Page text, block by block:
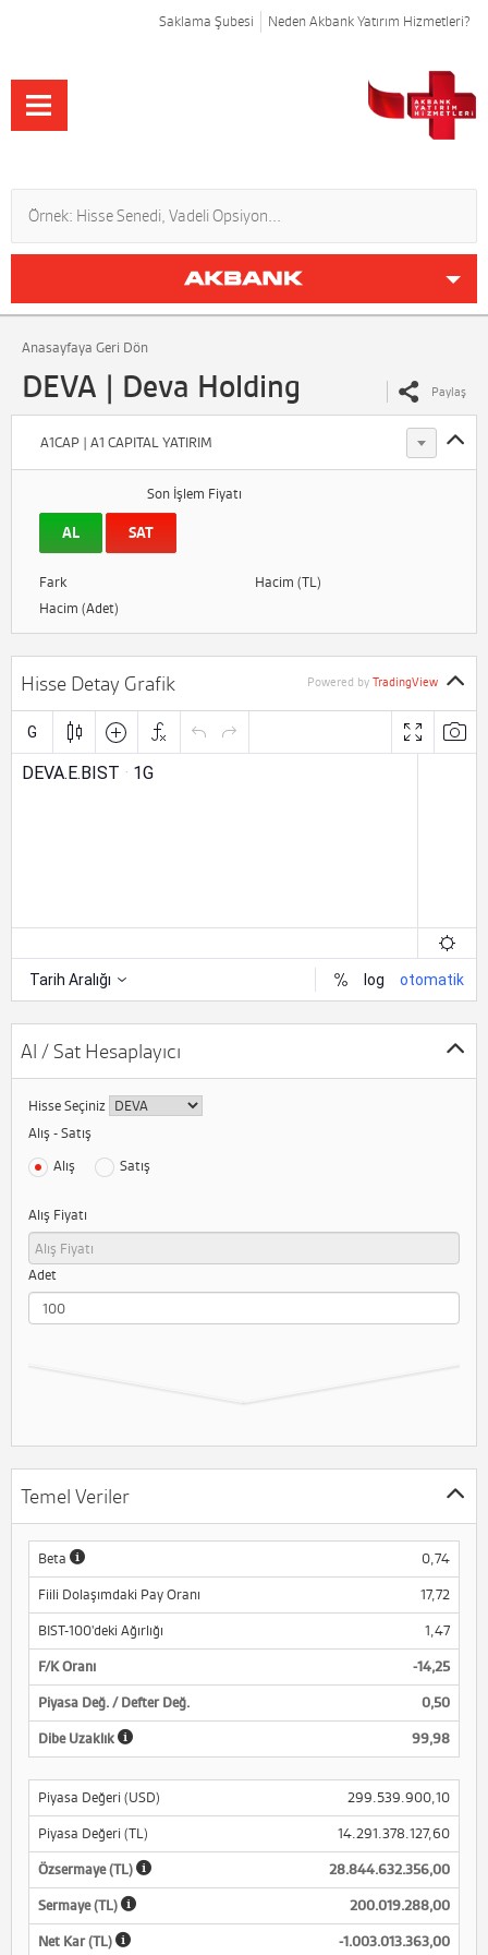
Saklama Şubesi Neden Akbank Yatırım Hizmetleri?
Anasayfaya Geri Dön
DEVA | Deva Holding Paylaş
A1CAP | A1 CAPITAL YATIRIM
Son İşlem Fiyatı
AL SAT
Fark
Hacim (TL)
Hacim (Adet)
Hisse Detay Grafik Powered by TradingView
Al / Sat Hesaplayıcı
Hisse Seçiniz
Alış - Satış
Alış
Satış
Alış Fiyatı
Adet
Temel Veriler
Beta 0,74
Fiili Dolaşımdaki Pay Oranı 17,72
BIST-100'deki Ağırlığı 1,47
F/K Oranı -14,25
Piyasa Değ. / Defter Değ. 0,50
Dibe Uzaklık 99,98
Piyasa Değeri (USD) 299.539.900,10
Piyasa Değeri (TL) 14.291.378.127,60
Özsermaye (TL) 28.844.632.356,00
Sermaye (TL) 200.019.288,00
Net Kar (TL) -1.003.013.363,00